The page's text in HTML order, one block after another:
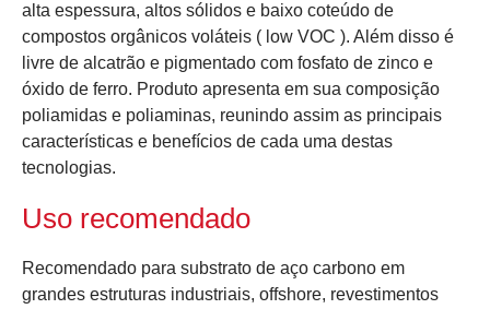
alta espessura, altos sólidos e baixo coteúdo de
compostos orgânicos voláteis ( low VOC ). Além disso é
livre de alcatrão e pigmentado com fosfato de zinco e
óxido de ferro. Produto apresenta em sua composição
poliamidas e poliaminas, reunindo assim as principais
características e benefícios de cada uma destas
tecnologias.
Uso recomendado
Recomendado para substrato de aço carbono em
grandes estruturas industriais, offshore, revestimentos